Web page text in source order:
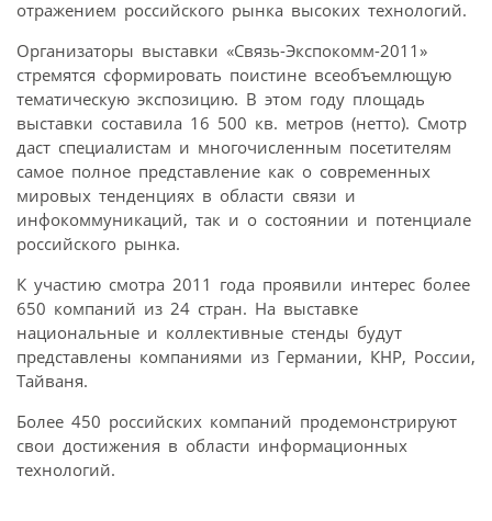
отражением российского рынка высоких технологий.
Организаторы выставки «Связь-Экспокомм-2011»
стремятся сформировать поистине всеобъемлющую
тематическую экспозицию. В этом году площадь
выставки составила 16 500 кв. метров (нетто). Смотр
даст специалистам и многочисленным посетителям
самое полное представление как о современных
мировых тенденциях в области связи и
инфокоммуникаций, так и о состоянии и потенциале
российского рынка.
К участию смотра 2011 года проявили интерес более
650 компаний из 24 стран. На выставке
национальные и коллективные стенды будут
представлены компаниями из Германии, КНР, России,
Тайваня.
Более 450 российских компаний продемонстрируют
свои достижения в области информационных
технологий.